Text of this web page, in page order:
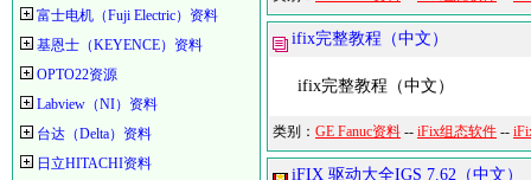
富士电机（Fuji Electric）资料
基恩士（KEYENCE）资料
OPTO22资源
Labview（NI）资料
台达（Delta）资料
日立HITACHI资料
ifix完整教程（中文）
ifix完整教程（中文）
类别： GE Fanuc资料 -- iFix组态软件 --
iFIX 驱动大全IGS 7.62（中文）